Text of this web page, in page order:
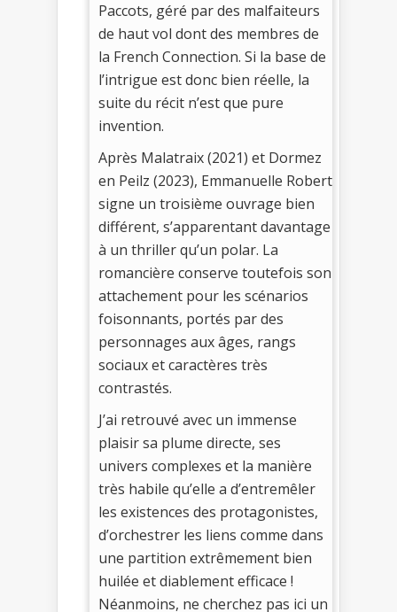
Paccots, géré par des malfaiteurs
de haut vol dont des membres de
la French Connection. Si la base de
l’intrigue est donc bien réelle, la
suite du récit n’est que pure
invention.
Après Malatraix (2021) et Dormez
en Peilz (2023), Emmanuelle Robert
signe un troisième ouvrage bien
différent, s’apparentant davantage
à un thriller qu’un polar. La
romancière conserve toutefois son
attachement pour les scénarios
foisonnants, portés par des
personnages aux âges, rangs
sociaux et caractères très
contrastés.
J’ai retrouvé avec un immense
plaisir sa plume directe, ses
univers complexes et la manière
très habile qu’elle a d’entremêler
les existences des protagonistes,
d’orchestrer les liens comme dans
une partition extrêmement bien
huilée et diablement efficace !
Néanmoins, ne cherchez pas ici un